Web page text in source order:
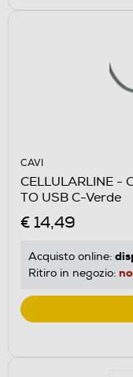
CAVI
CELLULARLINE -
TO USB C-Verde
€ 14,49
Acquisto online:
Ritiro in negozio: